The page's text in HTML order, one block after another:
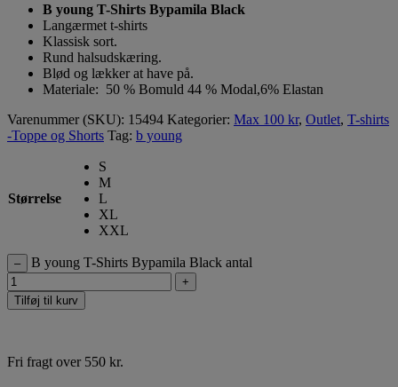
B young T-Shirts Bypamila Black
Langærmet t-shirts
Klassisk sort.
Rund halsudskæring.
Blød og lækker at have på.
Materiale: 50 % Bomuld 44 % Modal,6% Elastan
Varenummer (SKU): 15494 Kategorier: Max 100 kr, Outlet, T-shirts
-Toppe og Shorts Tag: b young
Størrelse
S
M
L
XL
XXL
– B young T-Shirts Bypamila Black antal
+
Tilføj til kurv
Fri fragt over 550 kr.